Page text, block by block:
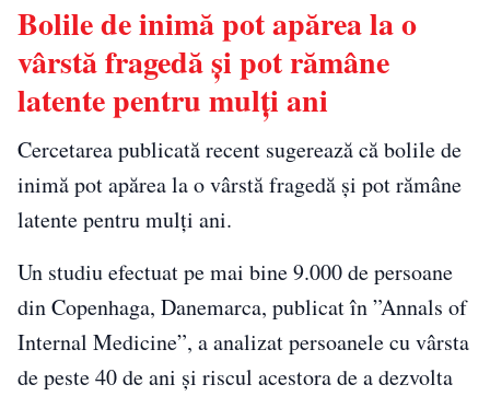
Bolile de inimă pot apărea la o
vârstă fragedă și pot rămâne
latente pentru mulți ani
Cercetarea publicată recent sugerează că bolile de
inimă pot apărea la o vârstă fragedă și pot rămâne
latente pentru mulți ani.
Un studiu efectuat pe mai bine 9.000 de persoane
din Copenhaga, Danemarca, publicat în ”Annals of
Internal Medicine”, a analizat persoanele cu vârsta
de peste 40 de ani și riscul acestora de a dezvolta